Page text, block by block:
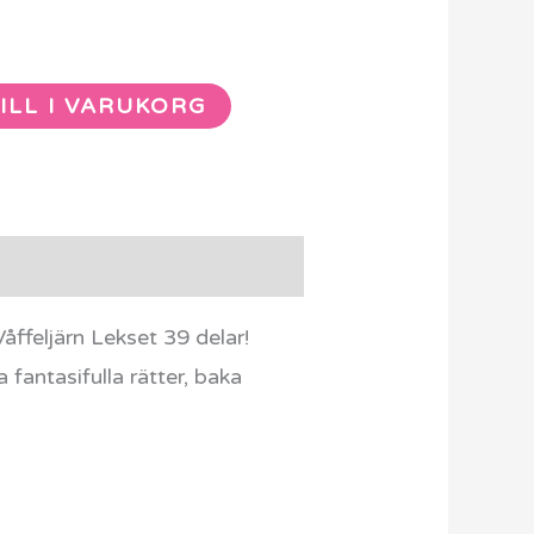
I VARUKORG
Lekset 39 delar!
fantasifulla rätter, baka